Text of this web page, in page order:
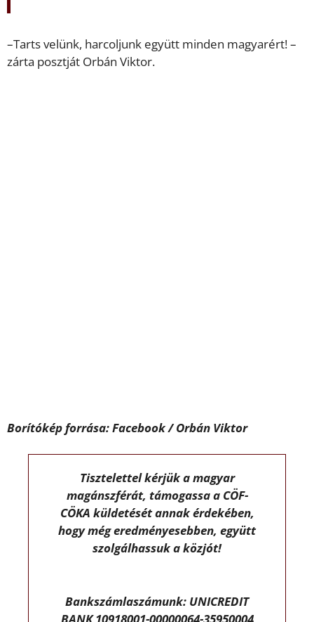
–Tarts velünk, harcoljunk együtt minden magyarért! –
zárta posztját Orbán Viktor.
Borítókép forrása: Facebook / Orbán Viktor
Tisztelettel kérjük a magyar
magánszférát, támogassa a CÖF-
CÖKA küldetését annak érdekében,
hogy még eredményesebben, együtt
szolgálhassuk a közjót!
Bankszámlaszámunk: UNICREDIT
BANK 10918001-00000064-35950004